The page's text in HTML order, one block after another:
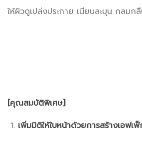
ให้ผิวดูเปล่งประกาย เนียนละมุน กลมก
[คุณสมบัติพิเศษ]
เพิ่มมิติให้ใบหน้าด้วยการสร้างเอฟเ